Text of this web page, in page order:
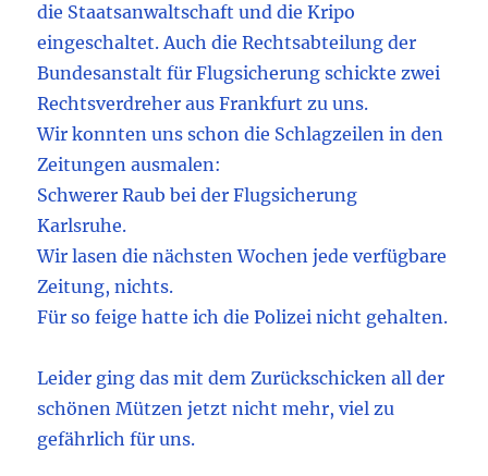
die Staatsanwaltschaft und die Kripo
eingeschaltet. Auch die Rechtsabteilung der
Bundesanstalt für Flugsicherung schickte zwei
Rechtsverdreher aus Frankfurt zu uns.
Wir konnten uns schon die Schlagzeilen in den
Zeitungen ausmalen:
Schwerer Raub bei der Flugsicherung
Karlsruhe.
Wir lasen die nächsten Wochen jede verfügbare
Zeitung, nichts.
Für so feige hatte ich die Polizei nicht gehalten.
Leider ging das mit dem Zurückschicken all der
schönen Mützen jetzt nicht mehr, viel zu
gefährlich für uns.